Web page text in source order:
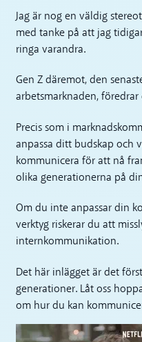
Jag är nog en väldig
med tanke på att jag
ringa varandra.
Gen Z däremot, den
arbetsmarknaden,
Precis som i
anpassa ditt budskap och
kommunicera för att nå
olika generationerna på
Om du inte anpassar din
verktyg riskerar du att
internkommunikation.
Det här inlägget är det
generationer. Låt oss
om hur du kan